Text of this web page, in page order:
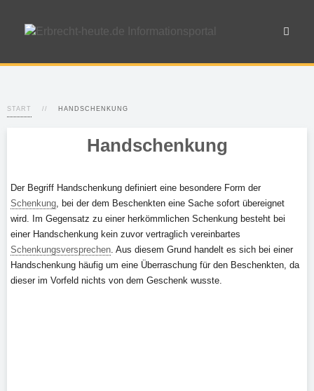
START HANDSCHENKUNG
Handschenkung
Der Begriff Handschenkung definiert eine besondere Form der
Schenkung, bei der dem Beschenkten eine Sache sofort übereignet
wird. Im Gegensatz zu einer herkömmlichen Schenkung besteht bei
einer Handschenkung kein zuvor vertraglich vereinbartes
Schenkungsversprechen. Aus diesem Grund handelt es sich bei einer
Handschenkung häufig um eine Überraschung für den Beschenkten, da
dieser im Vorfeld nichts von dem Geschenk wusste.